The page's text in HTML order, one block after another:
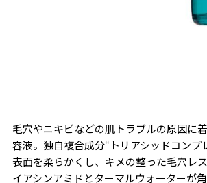
毛穴やニキビなどの肌トラブルの原因に
容液。独自複合成分“トリアシッドコンプ
表面を柔らかくし、キメの整った毛穴レ
イアシンアミドとターマルウォーターが角